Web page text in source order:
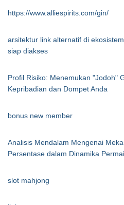
https://www.alliespirits.com/gin/
arsitektur link alternatif di
siap diakses
Profil Risiko: Menemukan "Jodoh"
Kepribadian dan Dompet Anda
bonus new member
Analisis Mendalam Mengenai
Persentase dalam Dinamika
slot mahjong